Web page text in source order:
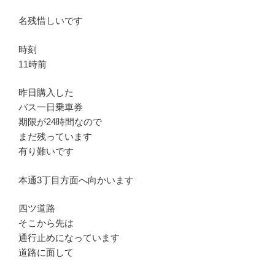
名残惜しいです
時刻
11時前
昨日購入した
バス一日乗車券
期限が24時間なので
まだ残っています
有り難いです
本通3丁目方面へ向かいます
四ツ道路
そこから先は
通行止めになっています
道路に面して